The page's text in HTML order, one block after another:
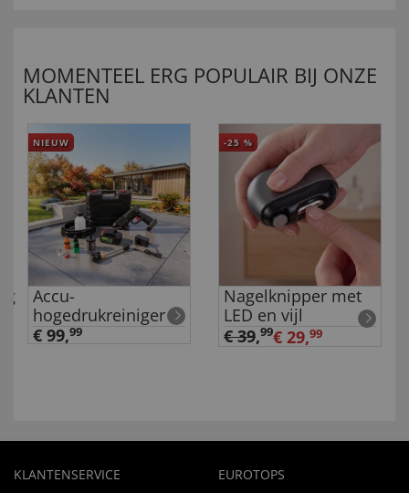
MOMENTEEL ERG POPULAIR BIJ ONZE
KLANTEN
NIEUW
Accu-
hogedrukreiniger
€ 99,99
-25 %
Nagelknipper met
LED en vijl
€ 39,99€ 29,99
KLANTENSERVICE EUROTOPS